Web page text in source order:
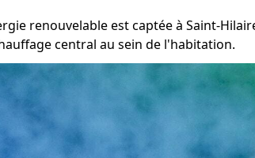
renouvelable est captée à Saint-
central au sein de l'habitation.